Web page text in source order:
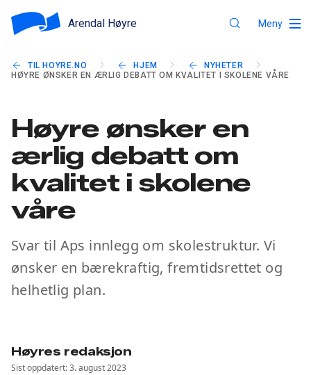
Arendal Høyre Meny
TIL HOYRE.NO HJEM
NYHETER
HØYRE ØNSKER EN ÆRLIG DEBATT OM KVALITET I SKOLENE VÅRE
Høyre ønsker en
ærlig debatt om
kvalitet i skolene
våre
Svar til Aps innlegg om skolestruktur. Vi
ønsker en bærekraftig, fremtidsrettet og
helhetlig plan.
Høyres redaksjon
Sist oppdatert: 3. august 2023